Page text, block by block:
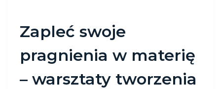
Zapleć swoje
pragnienia w materię
– warsztaty tworzenia